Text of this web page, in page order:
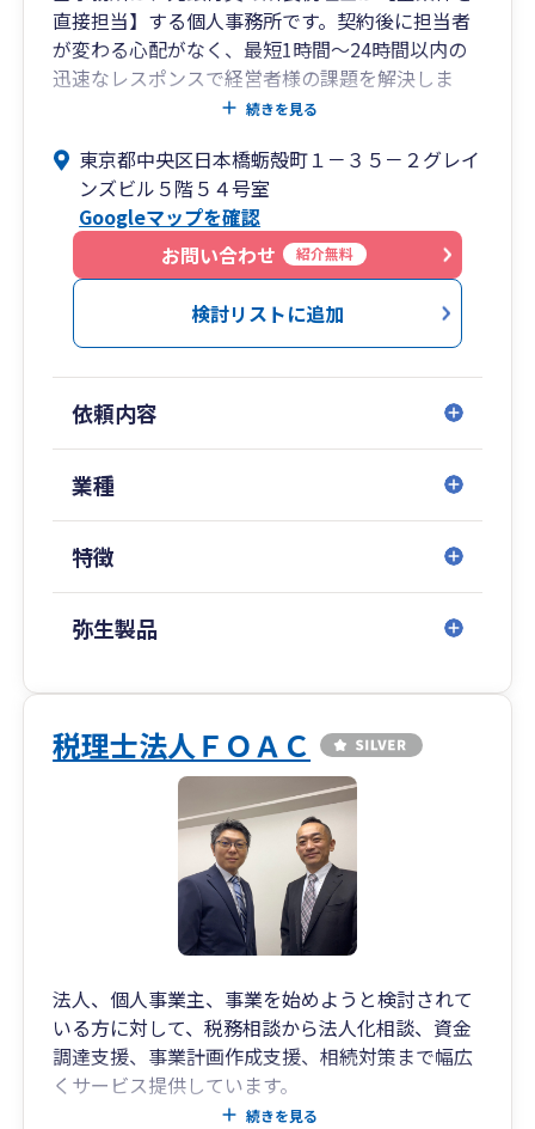
直接担当】する個人事務所です。契約後に担当者
が変わる心配がなく、最短1時間〜24時間以内の
迅速なレスポンスで経営者様の課題を解決しま
【当事務所の3つの強み】
１．小規模事業者・スポット相談歓迎：顧問契約
が前提ではない単発の税務相談や、決算申告のみ
のご依頼にも柔軟に対応します。
２．資金調達・融資に強い：元銀行員の知見を活
かし、創業融資から資金繰り、金融機関への対応
３．弥生会計の活用・特殊税務に精通：弥生シリ
ーズ（クラウド・デスクトップ）を活用した経理
効率化に加え、輸出入や消費税還付といった複雑
所長自らが伴走し、的確なアドバイスをご提供し
ます。まずはお気軽にご相談ください。
続きを見る
東京都中央区日本橋蛎殻町１－３５－２グレイ
ンズビル５階５４号室
Googleマップを確認
お問い合わせ
紹介無料
検討リストに追加
依頼内容
業種
特徴
弥生製品
税理士法人ＦＯＡＣ
法人、個人事業主、事業を始めようと検討されて
いる方に対して、税務相談から法人化相談、資金
調達支援、事業計画作成支援、相続対策まで幅広
くサービス提供しています。
特に、「事業を伸ばしたい」経営者様、弊所は共
続きを見る